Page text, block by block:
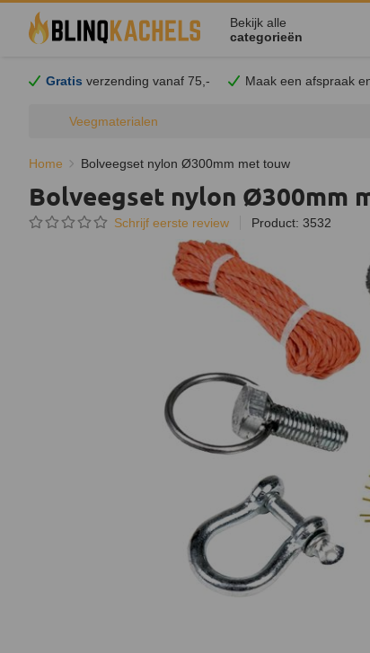
Bekijk alle
categorieën
Gratis verzending vanaf 75,- Maak een afspraak
Veegmaterialen
Home Bolveegset nylon Ø300mm met touw
Bolveegset nylon Ø300mm
Schrijf eerste review Product: 3532